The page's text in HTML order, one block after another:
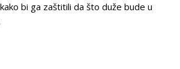
bi ga zaštitili da što duže bude u